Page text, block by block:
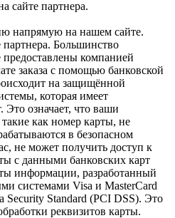
сайте партнера.
напрямую на нашем сайте.
партнера. Большинство
компанией
заказа с помощью банковской
на защищённой
которая имеет
означает, что ваши
как номер карты, не
в безопасном
не может получить доступ к
с данными банковских карт
информации, разработанный
системами Visa и MasterCard
Standard (PCI DSS). Это
реквизитов карты.